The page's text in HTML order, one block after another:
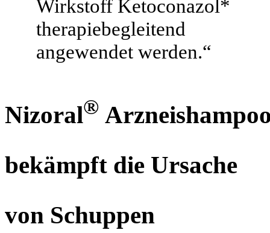
Wirkstoff Ketoconazol*
therapiebegleitend
angewendet werden.“
Nizoral®
bekämpft die Ursache
von Schuppen